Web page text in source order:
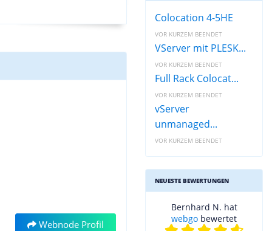
Webnode Profil
Colocation 4-5HE
VOR KURZEM BEENDET
VServer mit PLESK...
VOR KURZEM BEENDET
Full Rack Colocat...
VOR KURZEM BEENDET
vServer
unmanaged...
VOR KURZEM BEENDET
NEUESTE BEWERTUNGEN
Bernhard N. hat
webgo bewertet